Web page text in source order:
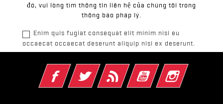
đó, vui lòng tìm thông tin liên hệ của chúng tôi trong
thông báo pháp lý.
Enim quis fugiat consequat elit minim nisi eu
occaecat occaecat deserunt aliquip nisi ex deserunt.
FacebookTwitter Rss YouTube Instagram